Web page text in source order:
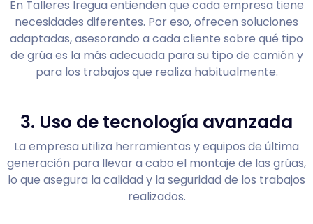
En Talleres Iregua entienden que cada empresa tiene
necesidades diferentes. Por eso, ofrecen soluciones
adaptadas, asesorando a cada cliente sobre qué tipo
de grúa es la más adecuada para su tipo de camión y
para los trabajos que realiza habitualmente.
3. Uso de tecnología avanzada
La empresa utiliza herramientas y equipos de última
generación para llevar a cabo el montaje de las grúas,
lo que asegura la calidad y la seguridad de los trabajos
realizados.